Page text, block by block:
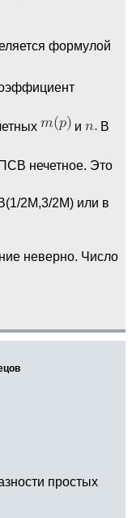
формулой
и
В
нечетное. Это
2M,3/2M) или в
неверно. Число
простых